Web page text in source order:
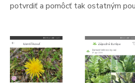
potvrdiť a pomôcť tak ostatným